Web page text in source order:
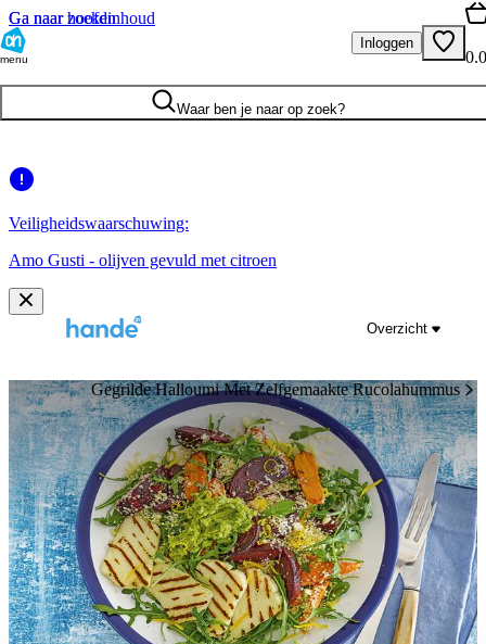
Ga naar hoofdinhoud
Ga naar zoeken
menu
Inloggen
Waar ben je naar op zoek?
Veiligheidswaarschuwing:
Amo Gusti - olijven gevuld met citroen
Overzicht
Gegrilde Halloumi Met Zelfgemaakte Rucolahummus